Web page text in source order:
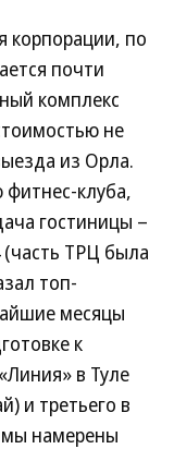
корпорации, по
почти
комплекс
не
из Орла.
клуба,
гостиницы –
(часть ТРЦ была
топ-
месяцы
к
в Туле
и третьего в
мы намерены